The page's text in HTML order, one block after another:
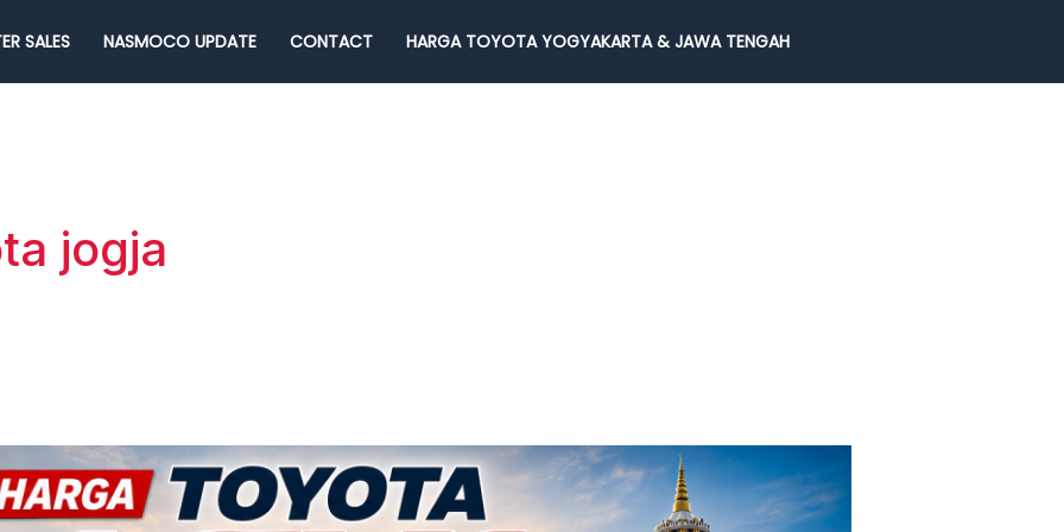
SALES NASMOCO UPDATE CONTACT HARGA TOYOTA YOGYAKARTA & JAWA TENGAH
jogja